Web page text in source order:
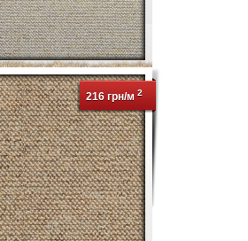
216 грн/м 2